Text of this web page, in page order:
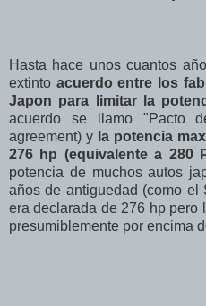
Hasta hace unos cuantos
extinto acuerdo entre los
Japon para limitar la
acuerdo se llamo "Pacto
agreement) y la potencia
276 hp (equivalente a 280
potencia de muchos autos
años de antiguedad (como
era declarada de 276 hp pero
presumiblemente por encima